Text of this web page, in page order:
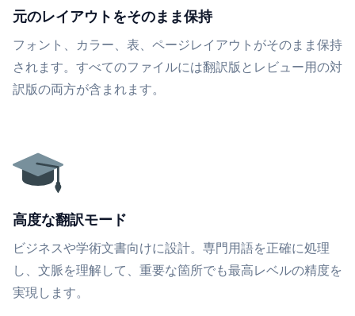
元のレイアウトをそのまま保持
フォント、カラー、表、ページレイアウトがそのまま保持
されます。すべてのファイルには翻訳版とレビュー用の対
訳版の両方が含まれます。
高度な翻訳モード
ビジネスや学術文書向けに設計。専門用語を正確に処理
し、文脈を理解して、重要な箇所でも最高レベルの精度を
実現します。